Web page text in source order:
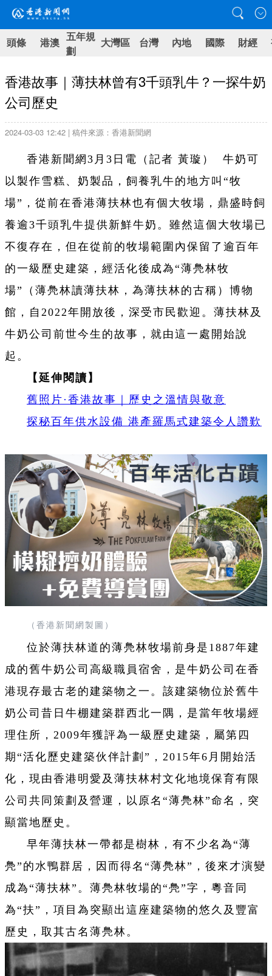
頭條 港澳 五年規
劃
大灣區 台灣 內地 國際 財經
香港故事｜薄扶林曾有3千頭乳牛？一探牛奶
公司歷史
2024-03-03 12:42 | 稿件來源：香港新聞網
香港新聞網3月3日電（記者 黃璇） 牛奶可
以製作雪糕、奶製品，飼養乳牛的地方叫“牧
場”，從前在香港薄扶林也有個大牧場，鼎盛時飼
養逾3千頭乳牛提供新鮮牛奶。雖然這個大牧場已
不復存在，但在從前的牧場範圍內保留了逾百年
的一級歷史建築，經活化後成為“薄鳧林牧
場”（薄鳧林讀薄扶林，為薄扶林的古稱）博物
館，自2022年開放後，深受市民歡迎。薄扶林及
牛奶公司前世今生的故事，就由這一處開始說
起。
【延伸閱讀】
舊照片·香港故事｜歷史之溫情與敬意
探秘百年供水設備 港產羅馬式建築令人讚歎
（香港新聞網製圖）
位於薄扶林道的薄鳧林牧場前身是1887年建
成的舊牛奶公司高級職員宿舍，是牛奶公司在香
港現存最古老的建築物之一。該建築物位於舊牛
奶公司昔日牛棚建築群西北一隅，是當年牧場經
理住所，2009年獲評為一級歷史建築，屬第四
期“活化歷史建築伙伴計劃”，2015年6月開始活
化，現由香港明愛及薄扶林村文化地境保育有限
公司共同策劃及營運，以原名“薄鳧林”命名，突
顯當地歷史。
早年薄扶林一帶都是樹林，有不少名為“薄
鳧”的水鴨群居，因而得名“薄鳧林”，後來才演變
成為“薄扶林”。薄鳧林牧場的“鳧”字，粵音同
為“扶”，項目為突顯出這座建築物的悠久及豐富
歷史，取其古名薄鳧林。